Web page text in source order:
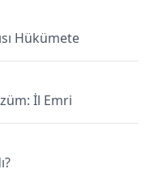
Hükümete
İl Emri